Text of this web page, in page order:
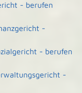
- berufen
-
- berufen
-